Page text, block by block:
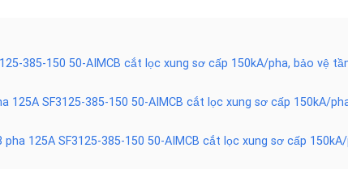
385-150 50-AIMCB cắt lọc xung sơ cấp 150kA/pha, bảo vệ
SF3125-385-150 50-AIMCB cắt lọc xung sơ cấp 150kA/
125A SF3125-385-150 50-AIMCB cắt lọc xung sơ cấp